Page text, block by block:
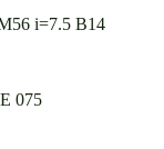
i=7.5 B14
075